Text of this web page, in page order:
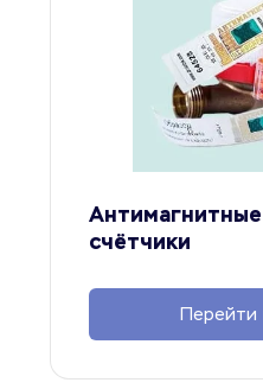
счётчики
Перейти